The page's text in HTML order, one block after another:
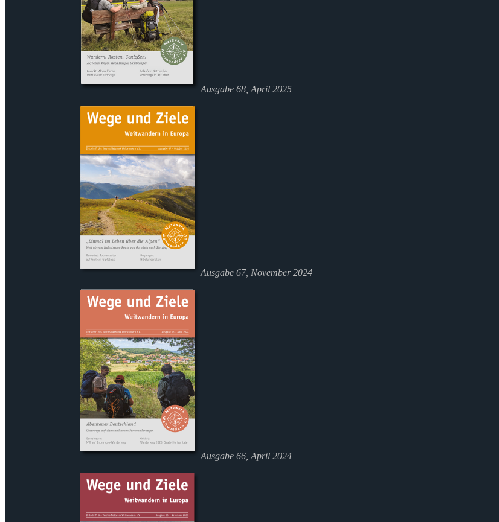
Ausgabe 68, April 2025
Ausgabe 67, November 2024
Ausgabe 66, April 2024